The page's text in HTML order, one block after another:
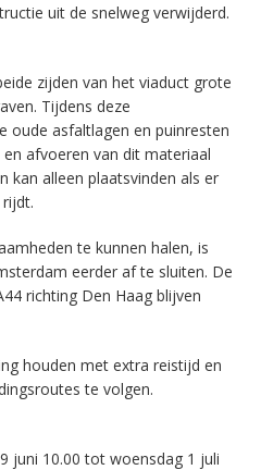
uit de snelweg verwijderd.
zijden van het viaduct grote
Tijdens deze
oude asfaltlagen en puinresten
afvoeren van dit materiaal
kan alleen plaatsvinden als er
te kunnen halen, is
eerder af te sluiten. De
richting Den Haag blijven
houden met extra reistijd en
te volgen.
juni 10.00 tot woensdag 1 juli